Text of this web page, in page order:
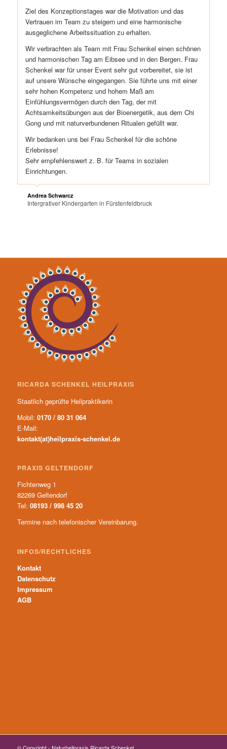
Ziel des Konzeptionstages war die Motivation und das
Vertrauen im Team zu steigern und eine harmonische
ausgeglichene Arbeitssituation zu erhalten.
Wir verbrachten als Team mit Frau Schenkel einen schönen
und harmonischen Tag am Eibsee und in den Bergen. Frau
Schenkel war für unser Event sehr gut vorbereitet, sie ist
auf unsere Wünsche eingegangen. Sie führte uns mit einer
sehr hohen Kompetenz und hohem Maß am
Einfühlungsvermögen durch den Tag, der mit
Achtsamkeitsübungen aus der Bioenergetik, aus dem Chi
Gong und mit naturverbundenen Ritualen gefüllt war.
Wir bedanken uns bei Frau Schenkel für die schöne
Erlebnisse!
Sehr empfehlenswert z. B. für Teams in sozialen
Einrichtungen.
Andrea Schwarcz
Intergrativer Kindergarten in Fürstenfeldbruck
RICARDA SCHENKEL HEILPRAXIS
Staatlich geprüfte Heilpraktikerin
Mobil: 0170 / 80 31 064
E-Mail:
kontakt(at)heilpraxis-schenkel.de
PRAXIS GELTENDORF
Fichtenweg 1
82269 Geltendorf
Tel: 08193 / 998 45 20
Termine nach telefonischer Vereinbarung.
INFOS/RECHTLICHES
Kontakt
Datenschutz
Impressum
AGB